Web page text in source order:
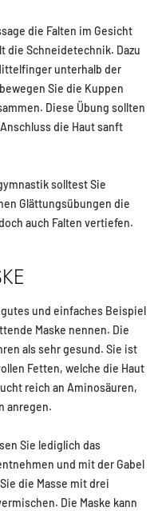
die Falten im Gesicht
die Schneidetechnik. Dazu
unterhalb der
Sie die Kuppen
Diese Übung sollten
die Haut sanft
solltest Sie
Glättungsübungen die
auch Falten vertiefen.
und einfaches Beispiel
Maske nennen. Die
als sehr gesund. Sie ist
Fetten, welche die Haut
reich an Aminosäuren,
anregen.
Sie lediglich das
und mit der Gabel
die Masse mit drei
Die Maske kann